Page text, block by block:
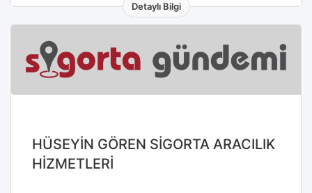
Detaylı Bilgi
HÜSEYİN GÖREN SİGORTA ARACILIK
HİZMETLERİ